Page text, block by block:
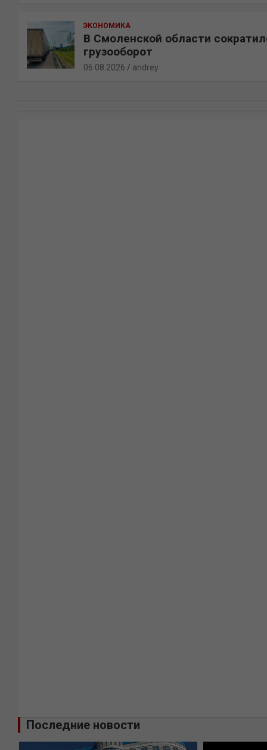
ЭКОНОМИКА
В Смоленской области
грузооборот
06.08.2026 andrey
Последние новости